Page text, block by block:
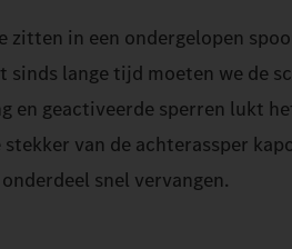
zitten in een ondergelopen
sinds lange tijd moeten we de
en geactiveerde sperren lukt
van de achterassper
snel vervangen.